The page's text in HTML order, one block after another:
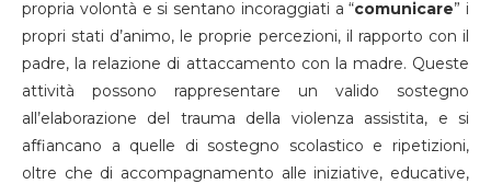
propria volontà e si sentano incoraggiati a “comunicare” i
propri stati d’animo, le proprie percezioni, il rapporto con il
padre, la relazione di attaccamento con la madre. Queste
attività possono rappresentare un valido sostegno
all’elaborazione del trauma della violenza assistita, e si
affiancano a quelle di sostegno scolastico e ripetizioni,
oltre che di accompagnamento alle iniziative, educative,